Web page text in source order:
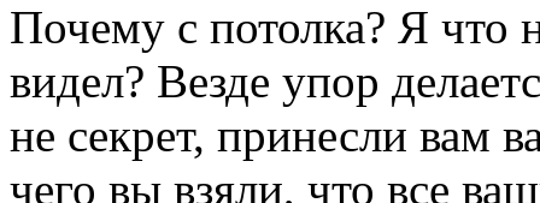
Почему с потолка? Я что
видел? Везде упор
не секрет, принесли вам
чего вы взяли, что все